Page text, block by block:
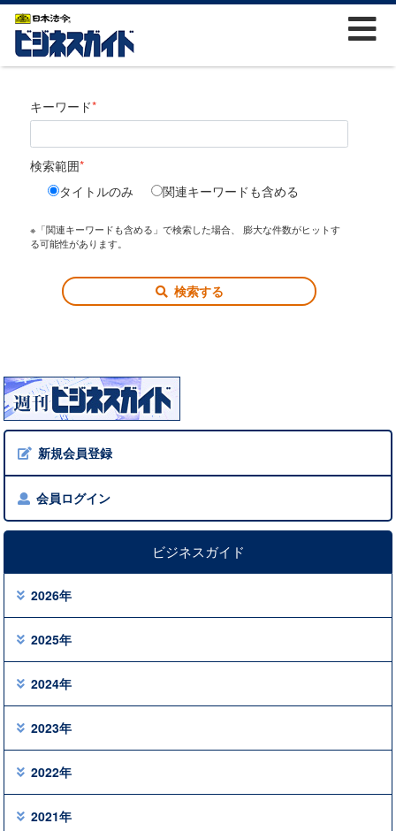
キーワード
検索範囲
タイトルのみ
関連キーワードも含める
※「関連キーワードも含める」で検索した場合、 膨大な件数がヒットす
る可能性があります。
検索する
新規会員登録
会員ログイン
ビジネスガイド
2026年
2025年
2024年
2023年
2022年
2021年